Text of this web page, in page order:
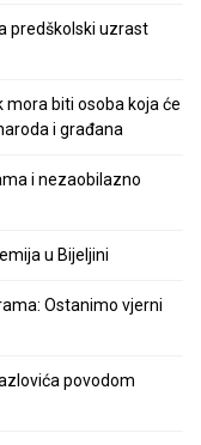
predškolski uzrast
mora biti osoba koja će
i građana
i nezaobilazno
u Bijeljini
Ostanimo vjerni
povodom